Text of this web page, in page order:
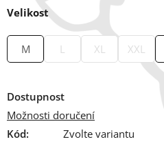
Velikost
M L XL XXL
Dostupnost
Možnosti doručení
Kód:
Zvolte variantu